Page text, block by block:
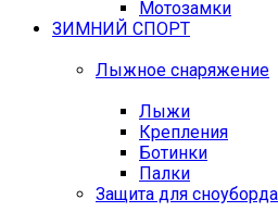
Мотозамки
ЗИМНИЙ СПОРТ
Лыжное снаряжение
Лыжи
Крепления
Ботинки
Палки
Защита для сноуборда